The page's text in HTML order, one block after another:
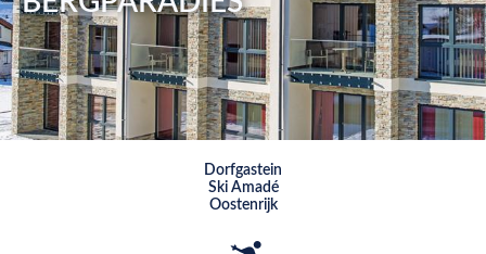
Dorfgastein
Ski Amadé
Oostenrijk